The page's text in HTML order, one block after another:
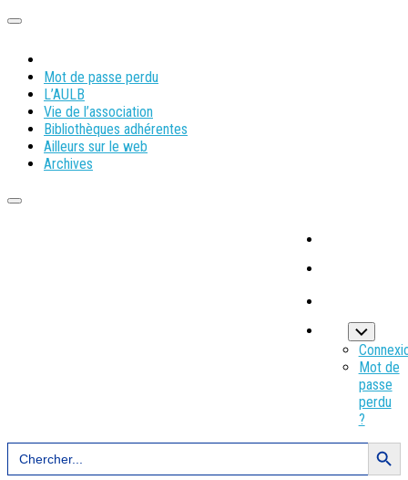
Mot de passe perdu
L’AULB
Vie de l’association
Bibliothèques adhérentes
Ailleurs sur le web
Archives
Mot de
passe
perdu
?
Search
for:
Search Button